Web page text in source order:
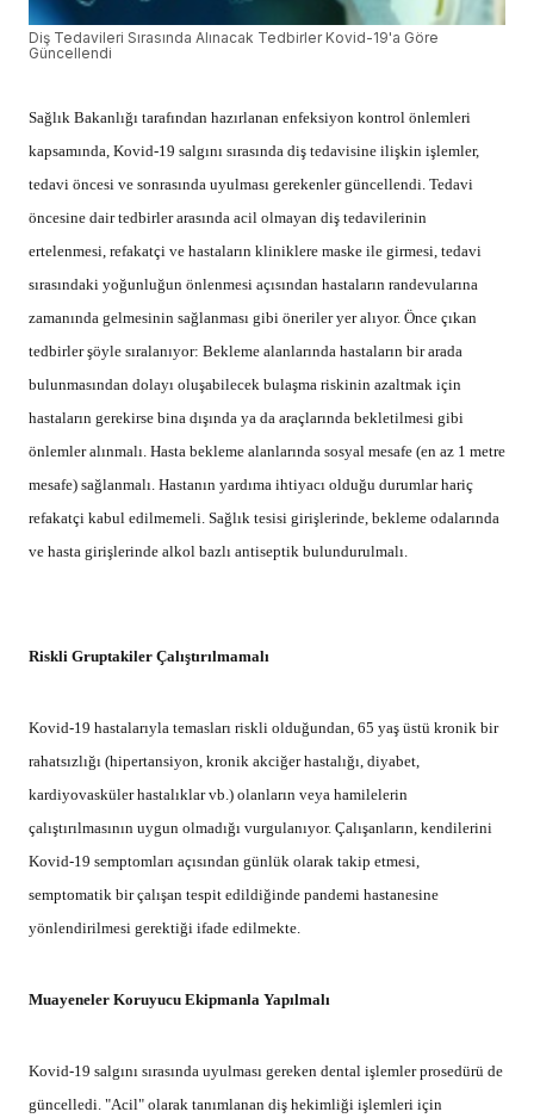
Diş Tedavileri Sırasında Alınacak Tedbirler Kovid-19'a Göre
Güncellendi
Sağlık Bakanlığı tarafından hazırlanan enfeksiyon kontrol önlemleri
kapsamında, Kovid-19 salgını sırasında diş tedavisine ilişkin işlemler,
tedavi öncesi ve sonrasında uyulması gerekenler güncellendi. Tedavi
öncesine dair tedbirler arasında acil olmayan diş tedavilerinin
ertelenmesi, refakatçi ve hastaların kliniklere maske ile girmesi, tedavi
sırasındaki yoğunluğun önlenmesi açısından hastaların randevularına
zamanında gelmesinin sağlanması gibi öneriler yer alıyor. Önce çıkan
tedbirler şöyle sıralanıyor: Bekleme alanlarında hastaların bir arada
bulunmasından dolayı oluşabilecek bulaşma riskinin azaltmak için
hastaların gerekirse bina dışında ya da araçlarında bekletilmesi gibi
önlemler alınmalı. Hasta bekleme alanlarında sosyal mesafe (en az 1 metre
mesafe) sağlanmalı. Hastanın yardıma ihtiyacı olduğu durumlar hariç
refakatçi kabul edilmemeli. Sağlık tesisi girişlerinde, bekleme odalarında
ve hasta girişlerinde alkol bazlı antiseptik bulundurulmalı.
Riskli Gruptakiler Çalıştırılmamalı
Kovid-19 hastalarıyla temasları riskli olduğundan, 65 yaş üstü kronik bir
rahatsızlığı (hipertansiyon, kronik akciğer hastalığı, diyabet,
kardiyovasküler hastalıklar vb.) olanların veya hamilelerin
çalıştırılmasının uygun olmadığı vurgulanıyor. Çalışanların, kendilerini
Kovid-19 semptomları açısından günlük olarak takip etmesi,
semptomatik bir çalışan tespit edildiğinde pandemi hastanesine
yönlendirilmesi gerektiği ifade edilmekte.
Muayeneler Koruyucu Ekipmanla Yapılmalı
Kovid-19 salgını sırasında uyulması gereken dental işlemler prosedürü de
güncelledi. "Acil" olarak tanımlanan diş hekimliği işlemleri için